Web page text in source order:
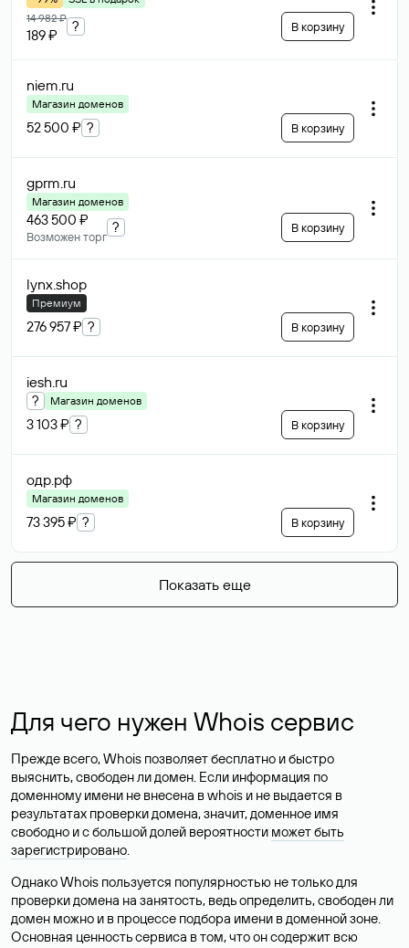
14 982 ₽
189 ₽
? В корзину
niem.ru
Магазин доменов
52 500 ₽ ? В корзину
gprm.ru
Магазин доменов
463 500 ₽
Возможен торг
? В корзину
lynx.shop
Премиум
276 957 ₽ ? В корзину
iesh.ru
? Магазин доменов
3 103 ₽ ? В корзину
одр.рф
Магазин доменов
73 395 ₽ ? В корзину
Показать еще
Для чего нужен Whois сервис
Прежде всего, Whois позволяет бесплатно и быстро
выяснить, свободен ли домен. Если информация по
доменному имени не внесена в whois и не выдается в
результатах проверки домена, значит, доменное имя
свободно и с большой долей вероятности может быть
зарегистрировано.
Однако Whois пользуется популярностью не только для
проверки домена на занятость, ведь определить, свободен ли
домен можно и в процессе подбора имени в доменной зоне.
Основная ценность сервиса в том, что он содержит всю